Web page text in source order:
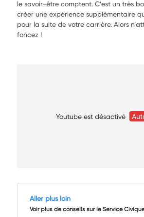
le savoir-être comptent. C’est un très
créer une expérience supplémentaire
pour la suite de votre carrière. Alors
foncez !
Youtube est désactivé
Aller plus loin
Voir plus de conseils sur le Service